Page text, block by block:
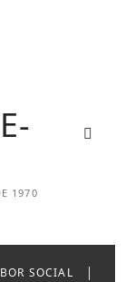
1970
SOCIAL